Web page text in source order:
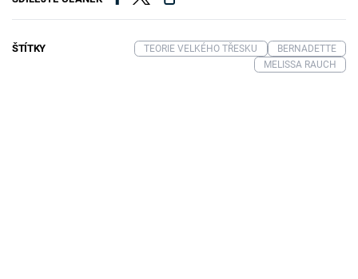
ŠTÍTKY TEORIE VELKÉHO TŘESKU
BERNADETTE
MELISSA RAUCH